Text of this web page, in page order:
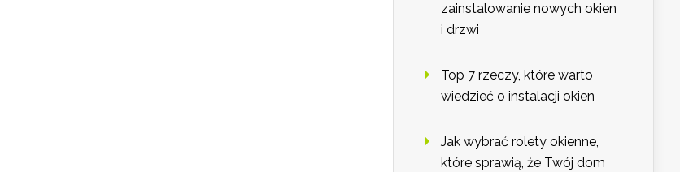
zainstalowanie nowych okien
i drzwi
Top 7 rzeczy, które warto
wiedzieć o instalacji okien
Jak wybrać rolety okienne,
które sprawią, że Twój dom